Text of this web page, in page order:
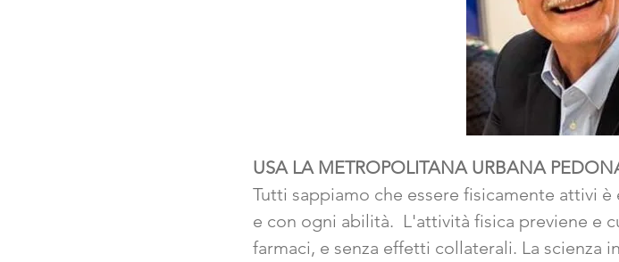
USA LA METROPOLITANA URBANA
Tutti sappiamo che essere fisicamente attivi
e con ogni abilità. L'attività fisica previene e
farmaci, e senza effetti collaterali. La scienza